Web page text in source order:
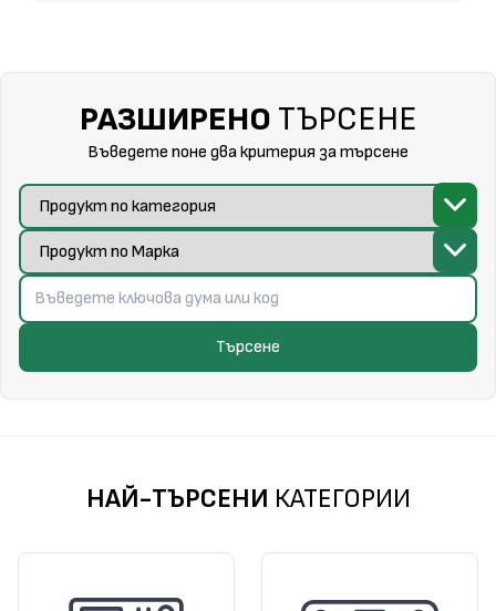
РАЗШИРЕНО ТЪРСЕНЕ
Въведете поне два критерия за търсене
Търсене
НАЙ-ТЪРСЕНИ КАТЕГОРИИ